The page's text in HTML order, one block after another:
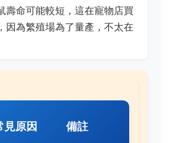
壽命可能較短，這在寵物店買
因為繁殖場為了量產，不太在
見原因 備註